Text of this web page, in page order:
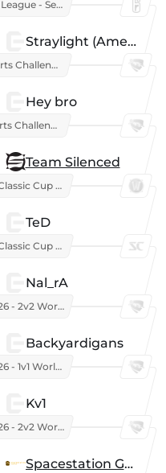
R6 Unite League - Season 1
Straylight (American team)
Bell Esports Challenge 2026
Hey bro
Bell Esports Challenge 2026
Team Silenced
Blizzard Classic Cup 2026
TeD
Blizzard Classic Cup 2026
Nal_rA
RLCS 2026 - 2v2 World Championship
Backyardigans
RLCS 2026 - 1v1 World Championship
Kv1
RLCS 2026 - 2v2 World Championship
Spacestation Gaming